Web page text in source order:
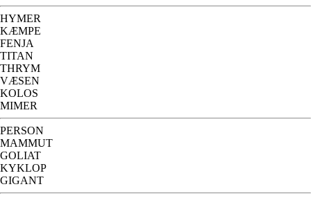
HYMER
KÆMPE
FENJA
TITAN
THRYM
VÆSEN
KOLOS
MIMER
PERSON
MAMMUT
GOLIAT
KYKLOP
GIGANT